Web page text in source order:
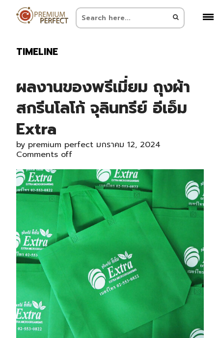
TIMELINE
ผลงานของพรีเมี่ยม ถุงผ้า
สกรีนโลโก้ จุลินทรีย์ อีเอ็ม
Extra
by premium perfect มกราคม 12, 2024
Comments off